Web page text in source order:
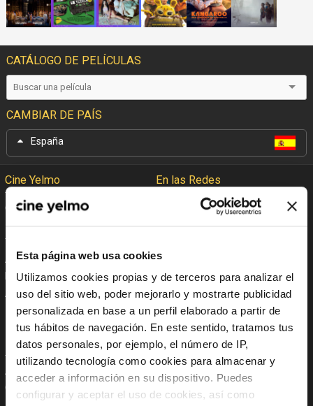
Esta página web usa cookies
Utilizamos cookies propias y de terceros para analizar el
uso del sitio web, poder mejorarlo y mostrarte publicidad
personalizada en base a un perfil elaborado a partir de
tus hábitos de navegación. En este sentido, tratamos tus
datos personales, por ejemplo, el número de IP,
utilizando tecnología como cookies para almacenar y
acceder a información en su dispositivo. Puedes
configurar y aceptar el uso de cookies, así como
CATÁLOGO DE PELÍCULAS
CAMBIAR DE PAÍS
España
Cine Yelmo
Garantía Cine Yelmo
+Que Cine
Trabaja con nosotros
Anúnciate en Cine Yelmo
Reservas de colegios
Apoyo Institucional
En las Redes
Twitter
Tik Tok
YouTube
Linkedin
Aplicaciones móviles
En tu Móvil
App Store
Google Play
Políticas
anticorrupción